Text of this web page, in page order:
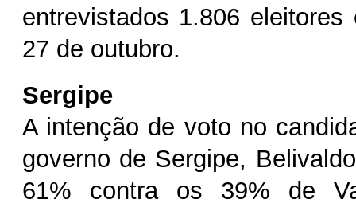
entrevistados 1.806
27 de outubro.
Sergipe
A intenção de voto no
governo de Sergipe,
61% contra os 39% de